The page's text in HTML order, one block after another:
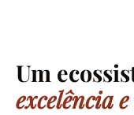
Um
excelência